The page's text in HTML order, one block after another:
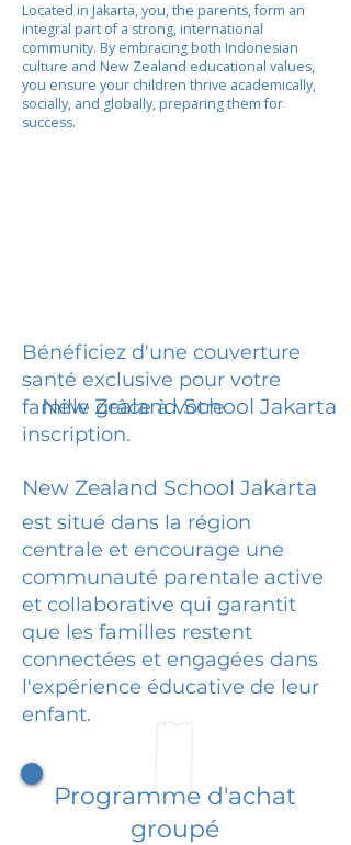
Located in Jakarta, you, the parents, form an
integral part of a strong, international
community. By embracing both Indonesian
culture and New Zealand educational values,
you ensure your children thrive academically,
socially, and globally, preparing them for
success.
Bénéficiez d'une couverture
santé exclusive pour votre
famille grâce à votre
inscription.
New Zealand School Jakarta
New Zealand School Jakarta
est situé dans la région
centrale et encourage une
communauté parentale active
et collaborative qui garantit
que les familles restent
connectées et engagées dans
l'expérience éducative de leur
enfant.
Programme d'achat
groupé